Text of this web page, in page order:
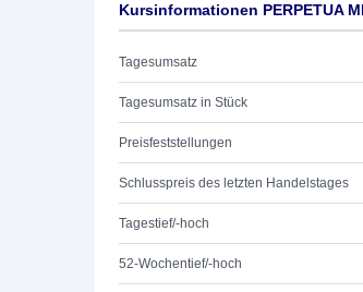
Kursinformationen PERPETUA
Tagesumsatz
Tagesumsatz in Stück
Preisfeststellungen
Schlusspreis des letzten Handelstages
Tagestief/-hoch
52-Wochentief/-hoch